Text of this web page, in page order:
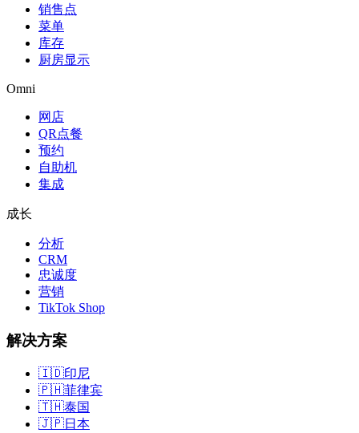
销售点
菜单
库存
厨房显示
Omni
网店
QR点餐
预约
自助机
集成
成长
分析
CRM
忠诚度
营销
TikTok Shop
解决方案
🇮🇩印尼
🇵🇭菲律宾
🇹🇭泰国
🇯🇵日本